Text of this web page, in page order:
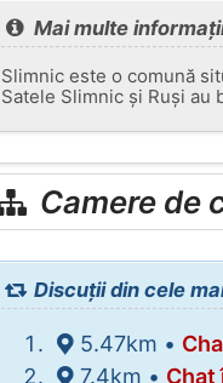
Mai multe
Slimnic este o comună
Satele Slimnic și Ruși
Camere de
Discuții din cele
5.47km •
7.4km • Chat